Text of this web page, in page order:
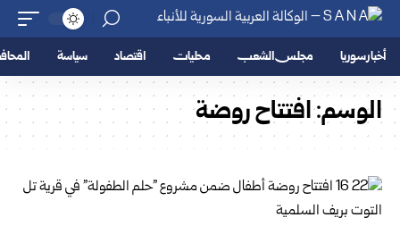
أخبار سوريا مجلس الشعب محليات اقتصاد سياسة
الوسم:افتتاح روضة